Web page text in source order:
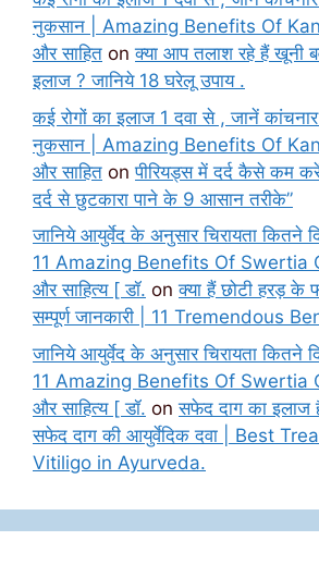
नुकसान | Amazing Benefits Of
और साहित onक्या आप तलाश रहे हैं खूनी
इलाज ? जानिये 18 घरेलू उपाय .
कई रोगों का इलाज 1 दवा से , जानें
नुकसान | Amazing Benefits Of
और साहित onपीरियड्स में दर्द कैसे कम
दर्द से छुटकारा पाने के 9 आसान तरीके”
जानिये आयुर्वेद के अनुसार चिरायता कितने
11 Amazing Benefits Of Swertia
और साहित्य [ डॉ. onक्या हैं छोटी हरड़
सम्पूर्ण जानकारी | 11 Tremendous
जानिये आयुर्वेद के अनुसार चिरायता कितने
11 Amazing Benefits Of Swertia
और साहित्य [ डॉ. onसफेद दाग का इलाज
सफेद दाग की आयुर्वेदिक दवा | Best
Vitiligo in Ayurveda.